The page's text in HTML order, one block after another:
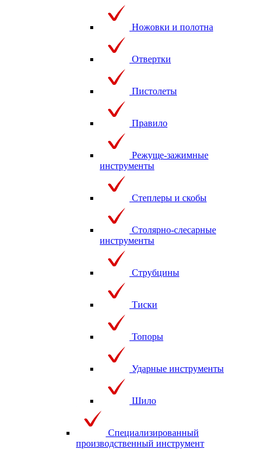
Ножовки и полотна
Отвертки
Пистолеты
Правило
Режуще-зажимные
инструменты
Степлеры и скобы
Столярно-слесарные
инструменты
Струбцины
Тиски
Топоры
Ударные инструменты
Шило
Специализированный
производственный инструмент